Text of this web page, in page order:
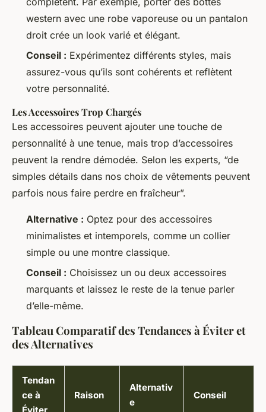
western avec une robe vaporeuse ou un pantalon
droit crée un look varié et élégant.
Conseil : Expérimentez différents styles, mais
assurez-vous qu’ils sont cohérents et reflètent
votre personnalité.
Les Accessoires Trop Chargés
Les accessoires peuvent ajouter une touche de
personnalité à une tenue, mais trop d’accessoires
peuvent la rendre démodée. Selon les experts, “de
simples détails dans nos choix de vêtements peuvent
parfois nous faire perdre en fraîcheur”.
Alternative : Optez pour des accessoires
minimalistes et intemporels, comme un collier
simple ou une montre classique.
Conseil : Choisissez un ou deux accessoires
marquants et laissez le reste de la tenue parler
d’elle-même.
Tableau Comparatif des Tendances à Éviter et
des Alternatives
Tendan
ce à
Raison
Alternativ
e
Conseil